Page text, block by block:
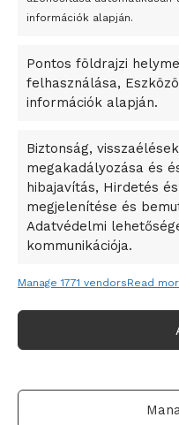
információk alapján.
Pontos földrajzi
felhasználása,
információk alapján.
Biztonság, visszaélések
megakadályozása és
hibajavítás, Hirdetés
megjelenítése és
Adatvédelmi
kommunikációja.
Manage 1771 vendorsRead
A Startup Campus
A Ringo Starr új albummal
A Vajdasági Magyar
Dzsingisz kán hódító
Kuramagomedov ötödik,
világkupa
Adatvédelmi irányelvek